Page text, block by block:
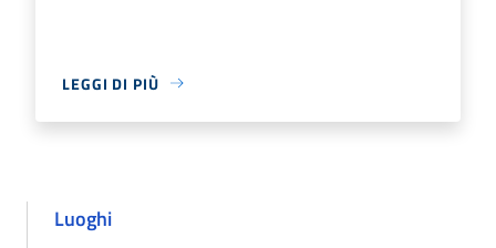
LEGGI DI PIÙ
Luoghi